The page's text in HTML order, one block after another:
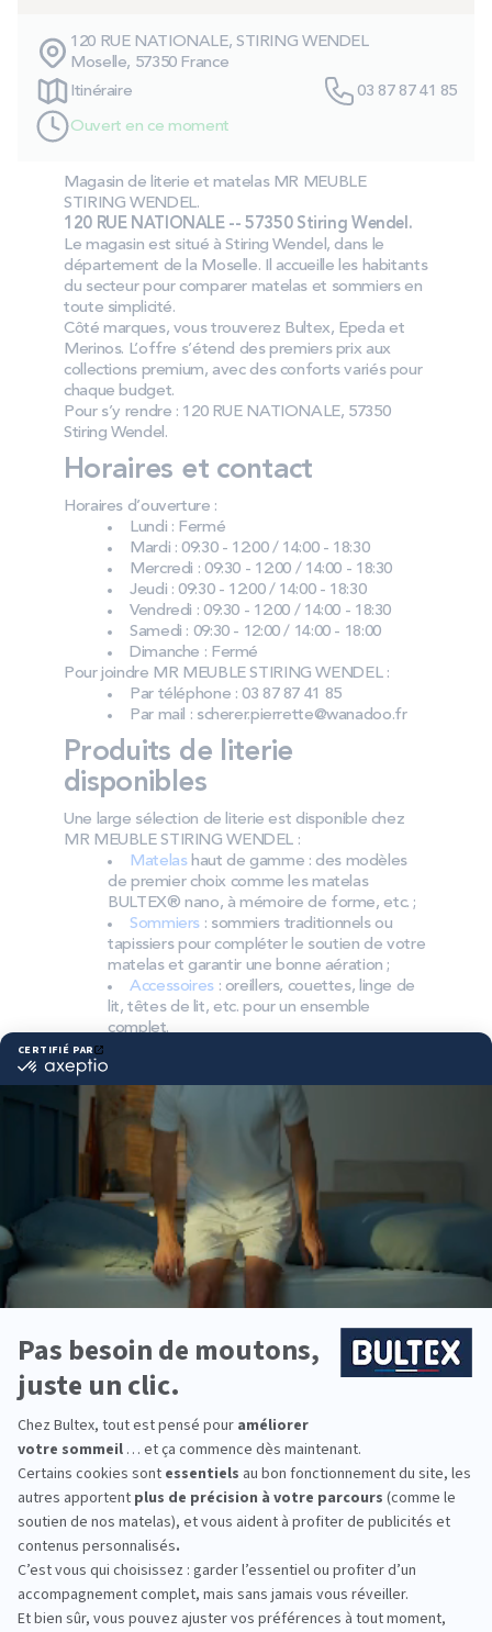
Technologie bultex
Storelocator
ContactMon compte
120 RUE NATIONALE, STIRING WENDEL
Moselle, 57350 France
Itinéraire
03 87 87 41 85
Ouvert en ce moment
Magasin de literie et matelas MR MEUBLE
STIRING WENDEL.
120 RUE NATIONALE -- 57350 Stiring Wendel.
Le magasin est situé à Stiring Wendel, dans le
département de la Moselle. Il accueille les habitants
du secteur pour comparer matelas et sommiers en
toute simplicité.
Côté marques, vous trouverez Bultex, Epeda et
Merinos. L’offre s’étend des premiers prix aux
collections premium, avec des conforts variés pour
chaque budget.
Pour s’y rendre : 120 RUE NATIONALE, 57350
Stiring Wendel.
Horaires et contact
Horaires d’ouverture :
Lundi : Fermé
Mardi : 09:30 - 12:00 / 14:00 - 18:30
Mercredi : 09:30 - 12:00 / 14:00 - 18:30
Jeudi : 09:30 - 12:00 / 14:00 - 18:30
Vendredi : 09:30 - 12:00 / 14:00 - 18:30
Samedi : 09:30 - 12:00 / 14:00 - 18:00
Dimanche : Fermé
Pour joindre MR MEUBLE STIRING WENDEL :
Par téléphone : 03 87 87 41 85
Par mail : scherer.pierrette@wanadoo.fr
Produits de literie
disponibles
Une large sélection de literie est disponible chez
MR MEUBLE STIRING WENDEL :
Matelashaut de gamme : des modèles
de premier choix comme les matelas
BULTEX® nano, à mémoire de forme, etc. ;
Sommiers : sommiers traditionnels ou
tapissiers pour compléter le soutien de votre
matelas et garantir une bonne aération ;
Accessoires: oreillers, couettes, linge de
lit, têtes de lit, etc. pour un ensemble
complet.
Pourquoi choisir Bultex
comme literie ?
Bultex est l’une des marques les plus détenues par
les Français* et s’appuie sur un savoir-faire reconnu.
Des technologies exclusives et des matériaux
rigoureusement sélectionnés contribuent à un
confort fiable dans le temps.
Chaque dormeur a ses préférences. Les matelas
Bultex existent en plusieurs fermetés. Associez-les
à un sommier adapté pour stabiliser le soutien et
d’enfants à la suite parentale, Bultex propose des
formats et des conforts pour chacun.
*Marque la plus détenue : 18 599 personnes
Iligo.
MR MEUBLE STIRING
WENDEL : essayez avant
d’acheter
Venez tester les matelas en magasin. Allongez-
vous quelques minutes sur plusieurs modèles,
comparez l’accueil et le niveau de soutien. Votre
ressenti fera la différence.